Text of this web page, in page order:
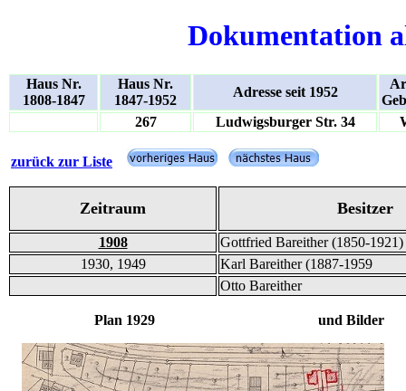
Dokumentation
Haus Nr.
1808-1847
Haus Nr.
1847-1952
Adresse seit 1952
267
Ludwigsburger Str. 34
zurück zur Liste
Zeitraum Besitzer
1908
Gottfried Bareither (1850-1921)
1930, 1949
Karl Bareither (1887-1959
Otto Bareither
Plan 1929 und Bilder